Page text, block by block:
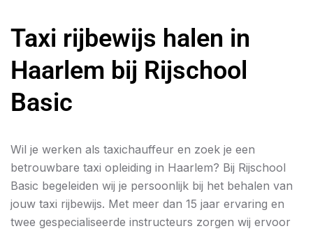
Taxi rijbewijs halen in
Haarlem bij Rijschool
Basic
Wil je werken als taxichauffeur en zoek je een
betrouwbare taxi opleiding in Haarlem? Bij Rijschool
Basic begeleiden wij je persoonlijk bij het behalen van
jouw taxi rijbewijs. Met meer dan 15 jaar ervaring en
twee gespecialiseerde instructeurs zorgen wij ervoor